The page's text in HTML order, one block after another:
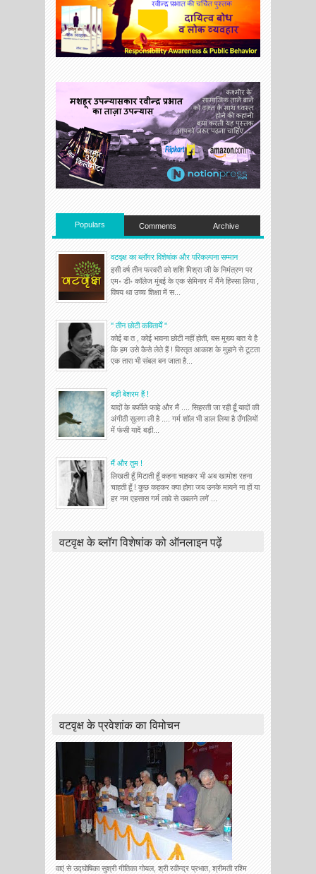
Populars Comments Archive
वटवृक्ष का ब्लॉगर विशेषांक और परिकल्पना सम्मान
इसी वर्ष तीन फरवरी को शशि मिश्रा जी के निमंत्रण पर
एम॰ डी॰ कॉलेज मुंबई के एक सेमिनार में मैंने हिस्सा लिया ,
विषय था उच्च शिक्षा में स...
'' तीन छोटी कवितायेँ ''
कोई बा त , कोई भावना छोटी नहीं होती, बस मुख्य बात ये है
कि हम उसे कैसे लेते हैं ! विस्तृत आकाश के मुहाने से टूटता
एक तारा भी संबल बन जाता है...
बड़ी बेशरम हैं !
यादों के बर्फीले फाहे और मैं .... सिहरती जा रही हूँ यादों की
अंगीठी सुलगा ली है .... गर्म शॉल भी डाल लिया है उँगलियों
में फंसी यादें बड़ी...
मैं और तुम !
लिखती हूँ मिटाती हूँ कहना चाहकर भी अब खामोश रहना
चाहती हूँ ! कुछ कहकर क्या होगा जब उनके मायने ना हों या
हर नम एहसास गर्म लावे से उबलने लगें ...
वटवृक्ष के ब्लॉग विशेषांक को ऑनलाइन पढ़ें
वटवृक्ष के प्रवेशांक का विमोचन
वाएं से उद्घोषिका सुश्री गीतिका गोयल, श्री रवीन्द्र प्रभात, श्रीमती रश्मि